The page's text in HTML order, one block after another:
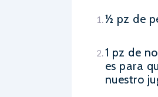
½ pz de
1 pz de
es para
nuestro